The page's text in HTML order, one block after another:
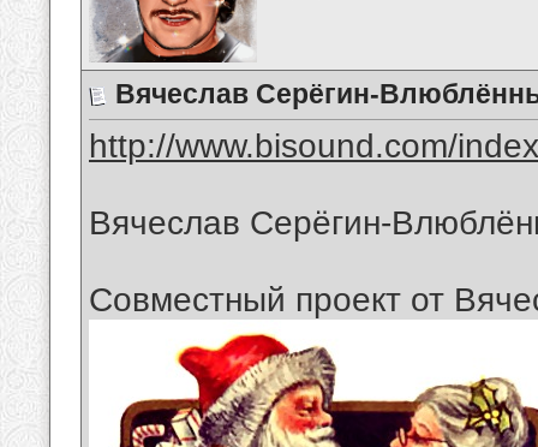
Вячеслав Серёгин-
http://www.bisound.com/
Вячеслав Серёгин-
Совместный проект от